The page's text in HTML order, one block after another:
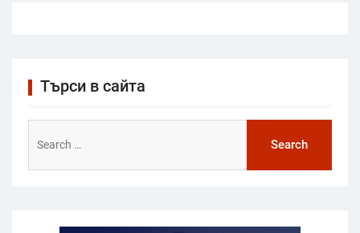
Търси в сайта
for: